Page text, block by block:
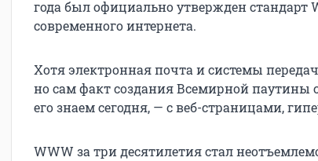
года был официально утвержден стандарт
современного интернета.
Хотя электронная почта и системы
но сам факт создания Всемирной паутины
его знаем сегодня, — с веб-страницами,
WWW за три десятилетия стал